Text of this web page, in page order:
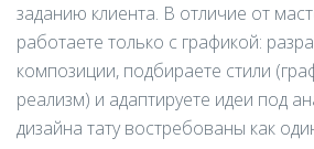
заданию клиента. В отличие от
работаете только с графикой:
композиции, подбираете стили
реализм) и адаптируете идеи под
дизайна тату востребованы как